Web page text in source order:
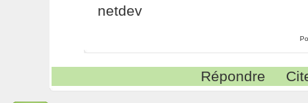
netdev
Répondre